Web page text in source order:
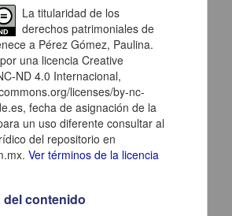
la Salud
La titularidad de los
derechos patrimoniales de
a Pérez Gómez, Paulina.
una licencia Creative
ND 4.0 Internacional,
licenses/by-nc-
fecha de asignación de la
un uso diferente consultar al
del repositorio en
Ver términos de la licencia
contenido